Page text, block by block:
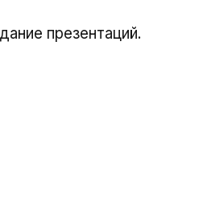
презентаций.